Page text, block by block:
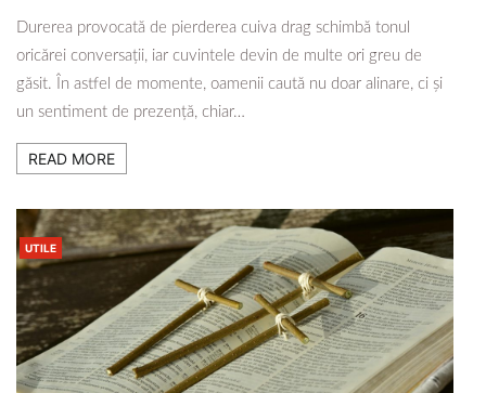
Durerea provocată de pierderea cuiva drag schimbă tonul
oricărei conversații, iar cuvintele devin de multe ori greu de
găsit. În astfel de momente, oamenii caută nu doar alinare, ci și
un sentiment de prezență, chiar…
READ MORE
UTILE